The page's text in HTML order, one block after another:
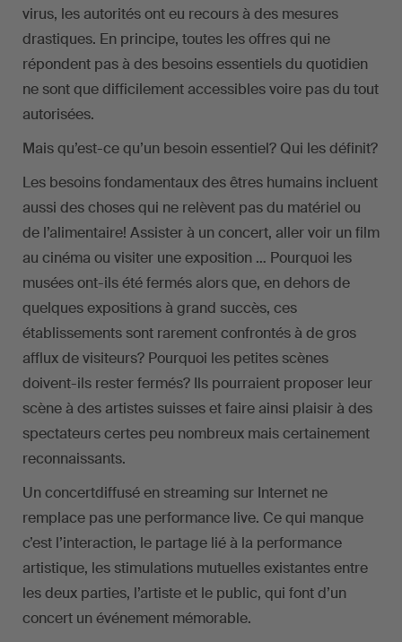
virus, les autorités ont eu recours à des mesures
drastiques. En principe, toutes les offres qui ne
répondent pas à des besoins essentiels du quotidien
ne sont que difficilement accessibles voire pas du tout
autorisées.
Mais qu’est-ce qu’un besoin essentiel? Qui les définit?
Les besoins fondamentaux des êtres humains incluent
aussi des choses qui ne relèvent pas du matériel ou
de l’alimentaire! Assister à un concert, aller voir un film
au cinéma ou visiter une exposition … Pourquoi les
musées ont-ils été fermés alors que, en dehors de
quelques expositions à grand succès, ces
établissements sont rarement confrontés à de gros
afflux de visiteurs? Pourquoi les petites scènes
doivent-ils rester fermés? Ils pourraient proposer leur
scène à des artistes suisses et faire ainsi plaisir à des
spectateurs certes peu nombreux mais certainement
reconnaissants.
Un concertdiffusé en streaming sur Internet ne
remplace pas une performance live. Ce qui manque
c’est l’interaction, le partage lié à la performance
artistique, les stimulations mutuelles existantes entre
les deux parties, l’artiste et le public, qui font d’un
concert un événement mémorable.